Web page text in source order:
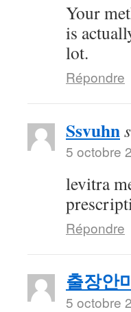
Your
is
lot.
Répondre
Ssvuhn
5 octobre
levitra
Répondre
출장안
5 octobre